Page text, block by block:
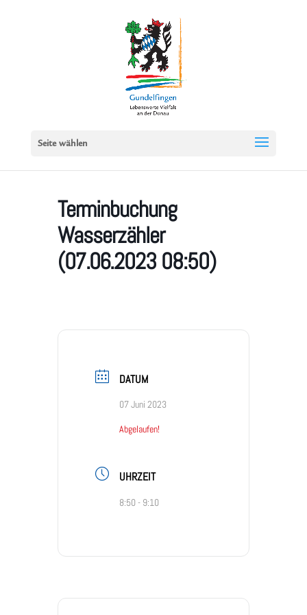
Seite wählen
Terminbuchung
Wasserzähler
(07.06.2023 08:50)
DATUM
07 Juni 2023
Abgelaufen!
UHRZEIT
8:50 - 9:10